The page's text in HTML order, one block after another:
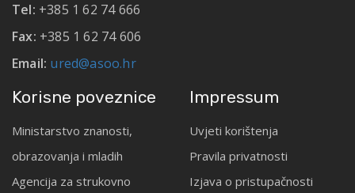
Tel: +385 1 62 74 666
Fax: +385 1 62 74 606
Email: ured@asoo.hr
Korisne poveznice
Ministarstvo znanosti,
obrazovanja i mladih
Agencija za strukovno
Impressum
Uvjeti korištenja
Pravila privatnosti
Izjava o pristupačnosti